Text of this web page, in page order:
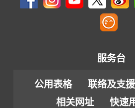
服务台
公用表格 联络及支援
相关网址
快速